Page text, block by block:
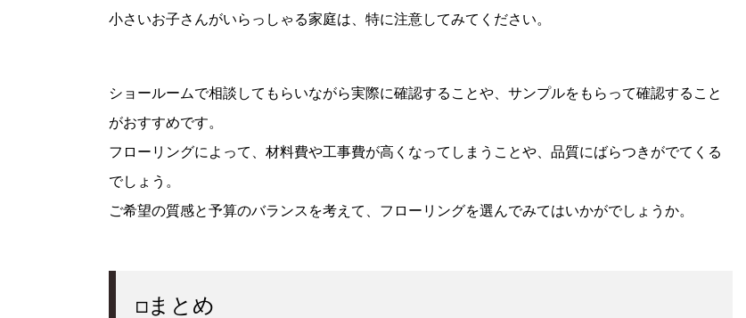
小さいお子さんがいらっしゃる家庭は、特に注意してみてください。
ショールームで相談してもらいながら実際に確認することや、サンプルをもらって確認すること
がおすすめです。
フローリングによって、材料費や工事費が高くなってしまうことや、品質にばらつきがでてくる
でしょう。
ご希望の質感と予算のバランスを考えて、フローリングを選んでみてはいかがでしょうか。
□まとめ